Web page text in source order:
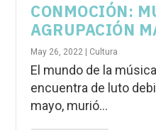
CONMOCIÓN:
AGRUPACIÓN
May 26, 2022 Cultura
El mundo de la
encuentra de luto
mayo, murió...